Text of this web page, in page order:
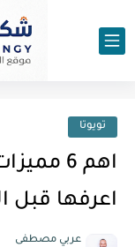
تويوتا
اعرفها قبل
عربي مصطفى